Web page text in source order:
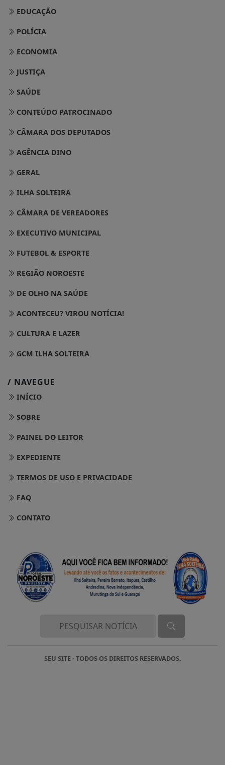
EDUCAÇÃO
POLÍCIA
ECONOMIA
JUSTIÇA
SAÚDE
CONTEÚDO PATROCINADO
CÂMARA DOS DEPUTADOS
AGÊNCIA DINO
GERAL
ILHA SOLTEIRA
CÂMARA DE VEREADORES
EXECUTIVO MUNICIPAL
FUTEBOL & ESPORTE
REGIÃO NOROESTE
DE OLHO NA SAÚDE
ACONTECEU? VIROU NOTÍCIA!
CULTURA E LAZER
GCM ILHA SOLTEIRA
/ NAVEGUE
INÍCIO
SOBRE
PAINEL DO LEITOR
EXPEDIENTE
TERMOS DE USO E PRIVACIDADE
FAQ
CONTATO
SEU SITE - TODOS OS DIREITOS RESERVADOS.